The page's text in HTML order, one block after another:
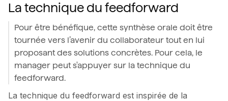
La technique du feedforward
Pour être bénéfique, cette synthèse orale doit être
tournée vers l’avenir du collaborateur tout en lui
proposant des solutions concrètes. Pour cela, le
manager peut s'appuyer sur la technique du
feedforward.
La technique du feedforward est inspirée de la